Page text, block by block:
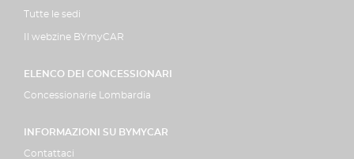
Tutte le sedi
Il webzine BYmyCAR
ELENCO DEI CONCESSIONARI
Concessionarie Lombardia
INFORMAZIONI SU BYMYCAR
Contattaci